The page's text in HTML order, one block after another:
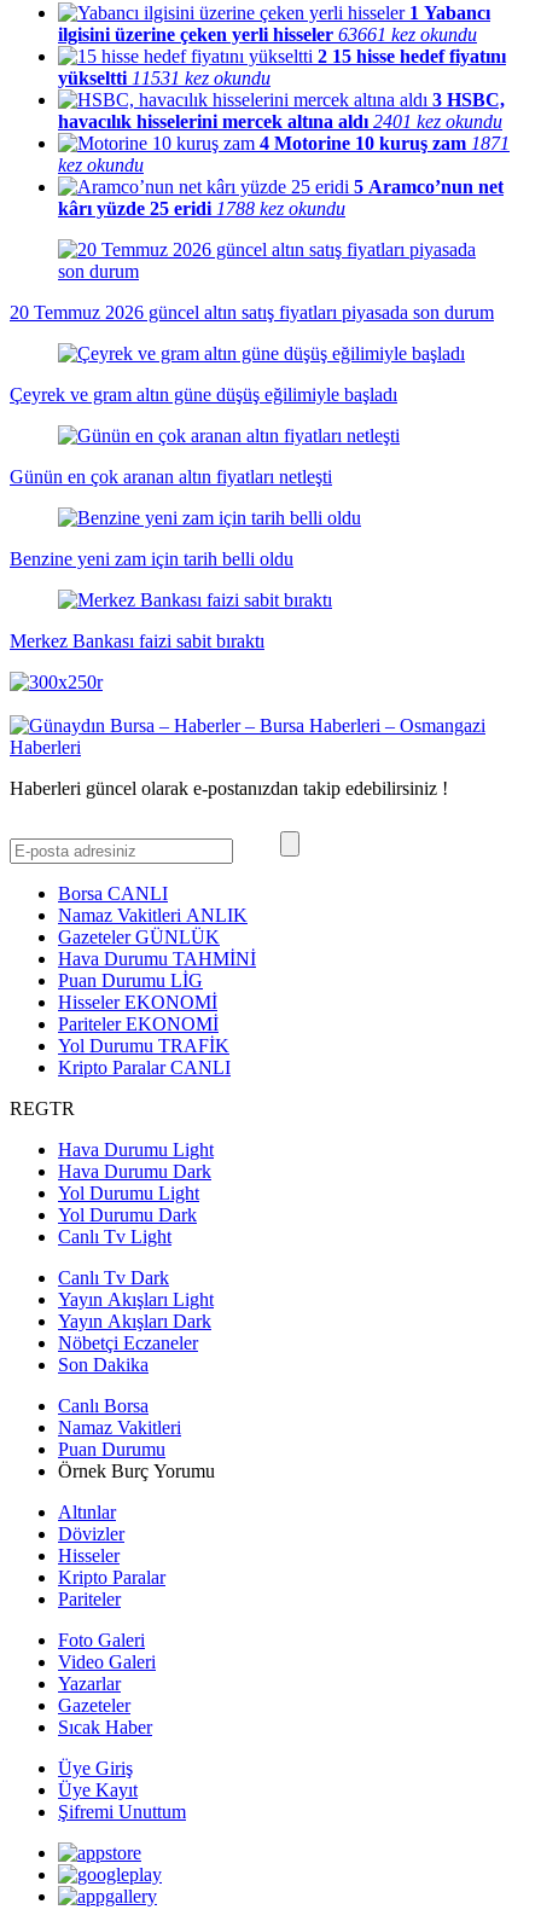
1 Yabancı
ilgisini üzerine çeken yerli hisseler 63661 kez okundu
2 15 hisse hedef fiyatını
yükseltti 11531 kez okundu
3 HSBC,
havacılık hisselerini mercek altına aldı 2401 kez okundu
4 Motorine 10 kuruş zam 1871
kez okundu
5 Aramco’nun net
kârı yüzde 25 eridi 1788 kez okundu
20 Temmuz 2026 güncel altın satış fiyatları piyasada son durum
Çeyrek ve gram altın güne düşüş eğilimiyle başladı
Günün en çok aranan altın fiyatları netleşti
Benzine yeni zam için tarih belli oldu
Merkez Bankası faizi sabit bıraktı
Haberleri güncel olarak e-postanızdan takip edebilirsiniz !
Borsa CANLI
Namaz Vakitleri ANLIK
GazetelerGÜNLÜK
Hava Durumu TAHMİNİ
Puan Durumu LİG
HisselerEKONOMİ
ParitelerEKONOMİ
Yol Durumu TRAFİK
Kripto ParalarCANLI
REGTR
Hava Durumu Light
Hava Durumu Dark
Yol Durumu Light
Yol Durumu Dark
Canlı Tv Light
Canlı Tv Dark
Yayın Akışları Light
Yayın Akışları Dark
Nöbetçi Eczaneler
Son Dakika
Canlı Borsa
Namaz Vakitleri
Puan Durumu
Örnek Burç Yorumu
Altınlar
Dövizler
Hisseler
Kripto Paralar
Pariteler
Foto Galeri
Video Galeri
Yazarlar
Gazeteler
Sıcak Haber
Üye Giriş
Üye Kayıt
Şifremi Unuttum